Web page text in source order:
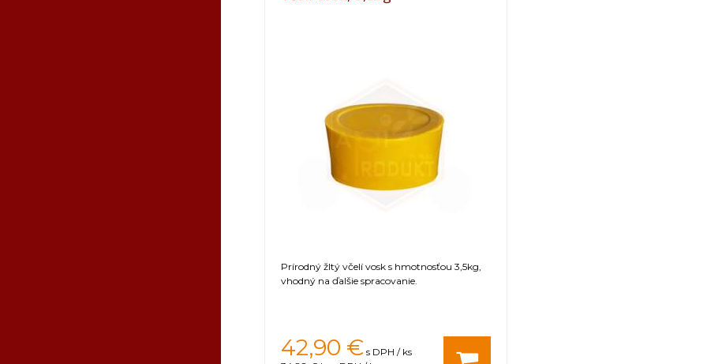
Prírodný žltý včelí vosk s hmotnosťou 3,5kg,
vhodný na ďalšie spracovanie.
42,90 € s DPH / ks